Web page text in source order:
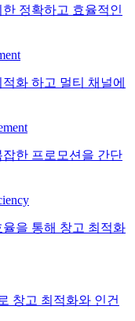
정확하고 효율적인
화 하고 멀티 채널에
한 프로모션을 간단
을 통해 창고 최적화
창고 최적화와 인건